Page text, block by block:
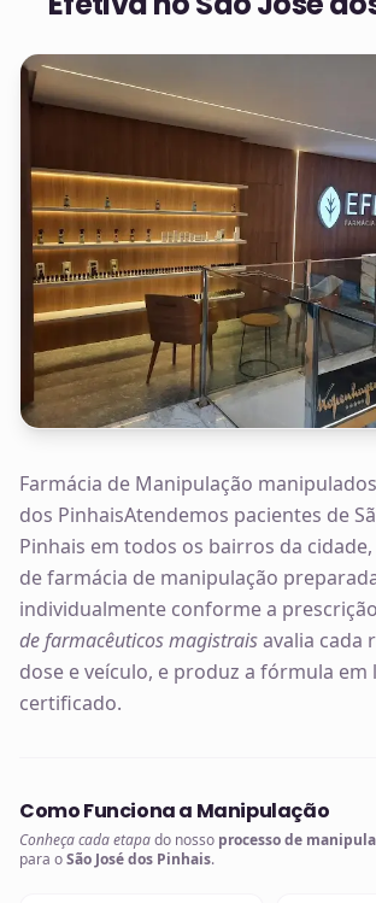
Farmácia de Manipulação
dos PinhaisAtendemos pacientes de
Pinhais em todos os bairros da
de farmácia de manipulação
individualmente conforme a
de farmacêuticos magistraisavalia cada
dose e veículo, e produz a fórmula
certificado.
Como Funciona a Manipulação
Conheça cada etapado nosso processo de
para oSão José dos Pinhais.